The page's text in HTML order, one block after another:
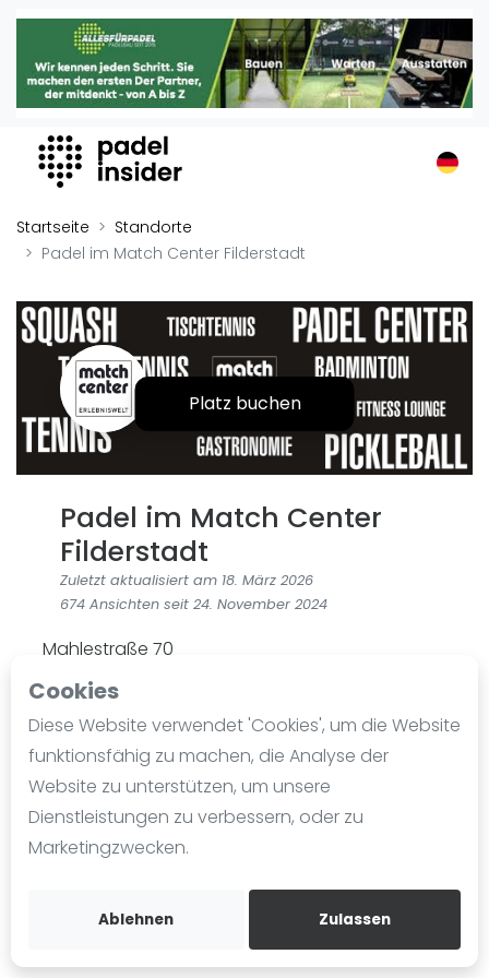
Cookies
Diese Website verwendet 'Cookies', um die Website
funktionsfähig zu machen, die Analyse der
Website zu unterstützen, um unsere
Dienstleistungen zu verbessern, oder zu
Marketingzwecken.
Ablehnen Zulassen
Padel Insider
Home
Organisationen
Buchungssysteme
Padel-Shops
Padel-Marken
Verschiedenes
Veranstaltungen
Turniere
International
Ranking
Männer
Frauen
FIP Frauen
Blog
Die Geschichte von Padel
Regeln und Punktzählung
Padel Schläge
Video
Startseite
Standorte
Padel im Match Center Filderstadt
Platz buchen
Padel im Match Center
Filderstadt
Zuletzt aktualisiert am 18. März 2026
674 Ansichten seit 24. November 2024
Mahlestraße 70
70794
0711.777177
info@matchcenter.de
matchcenter.de
Wegbeschreibung
@matchcenter.de